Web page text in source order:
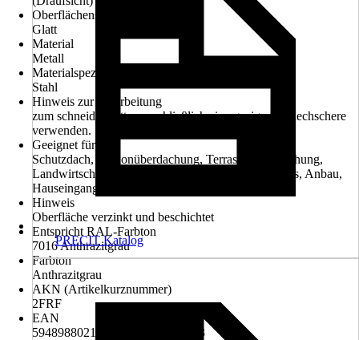
Oberflächenstruktur
Glatt
Material
Metall
Materialspezifizierung
Stahl
Hinweis zur Verarbeitung
zum schneiden bitte ausschließlich eine geeignete Blechschere
verwenden.
Geeignet für
Schutzdach, Balkonüberdachung, Terrassenüberdachung,
Landwirtschaftsgebäude, Wohngebäude, Gartenhaus, Anbau,
Hauseingang, Dachsanierung
Hinweis
Oberfläche verzinkt und beschichtet
Entspricht RAL-Farbton
7016 Anthrazitgrau
Farbton
Anthrazitgrau
AKN (Artikelkurznummer)
2FRF
EAN
5948988021455, 5948988038613
PRECIT Katalog